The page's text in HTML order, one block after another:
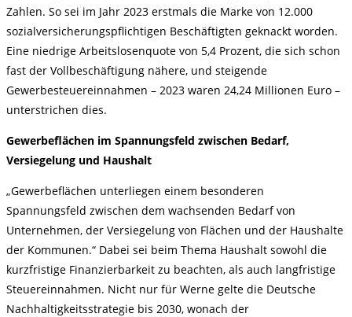
Zahlen. So sei im Jahr 2023 erstmals die Marke von 12.000
sozialversicherungspflichtigen Beschäftigten geknackt worden.
Eine niedrige Arbeitslosenquote von 5,4 Prozent, die sich schon
fast der Vollbeschäftigung nähere, und steigende
Gewerbesteuereinnahmen – 2023 waren 24,24 Millionen Euro –
unterstrichen dies.
Gewerbeflächen im Spannungsfeld zwischen Bedarf,
Versiegelung und Haushalt
„Gewerbeflächen unterliegen einem besonderen
Spannungsfeld zwischen dem wachsenden Bedarf von
Unternehmen, der Versiegelung von Flächen und der Haushalte
der Kommunen.“ Dabei sei beim Thema Haushalt sowohl die
kurzfristige Finanzierbarkeit zu beachten, als auch langfristige
Steuereinnahmen. Nicht nur für Werne gelte die Deutsche
Nachhaltigkeitsstrategie bis 2030, wonach der